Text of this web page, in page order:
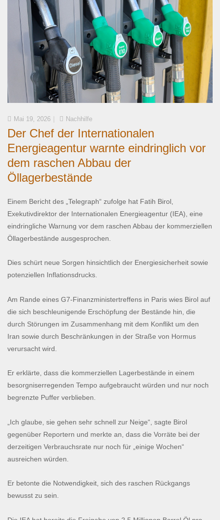
Mai 19, 2026 Nachhilfe
Der Chef der Internationalen
Energieagentur warnte eindringlich vor
dem raschen Abbau der
Öllagerbestände
Einem Bericht des „Telegraph“ zufolge hat Fatih Birol,
Exekutivdirektor der Internationalen Energieagentur (IEA), eine
eindringliche Warnung vor dem raschen Abbau der kommerziellen
Öllagerbestände ausgesprochen.
Dies schürt neue Sorgen hinsichtlich der Energiesicherheit sowie
potenziellen Inflationsdrucks.
Am Rande eines G7-Finanzministertreffens in Paris wies Birol auf
die sich beschleunigende Erschöpfung der Bestände hin, die
durch Störungen im Zusammenhang mit dem Konflikt um den
Iran sowie durch Beschränkungen in der Straße von Hormus
verursacht wird.
Er erklärte, dass die kommerziellen Lagerbestände in einem
besorgniserregenden Tempo aufgebraucht würden und nur noch
begrenzte Puffer verblieben.
„Ich glaube, sie gehen sehr schnell zur Neige“, sagte Birol
gegenüber Reportern und merkte an, dass die Vorräte bei der
derzeitigen Verbrauchsrate nur noch für „einige Wochen“
ausreichen würden.
Er betonte die Notwendigkeit, sich des raschen Rückgangs
bewusst zu sein.